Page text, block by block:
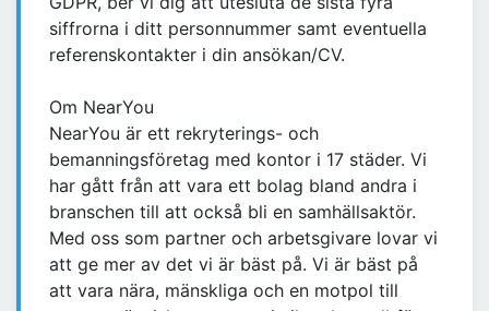
siffrorna i ditt personnummer samt eventuella
referenskontakter i din ansökan/CV.
Om NearYou
NearYou är ett rekryterings- och
bemanningsföretag med kontor i 17 städer. Vi
har gått från att vara ett bolag bland andra i
branschen till att också bli en samhällsaktör.
Med oss som partner och arbetsgivare lovar vi
att ge mer av det vi är bäst på. Vi är bäst på
att vara nära, mänskliga och en motpol till